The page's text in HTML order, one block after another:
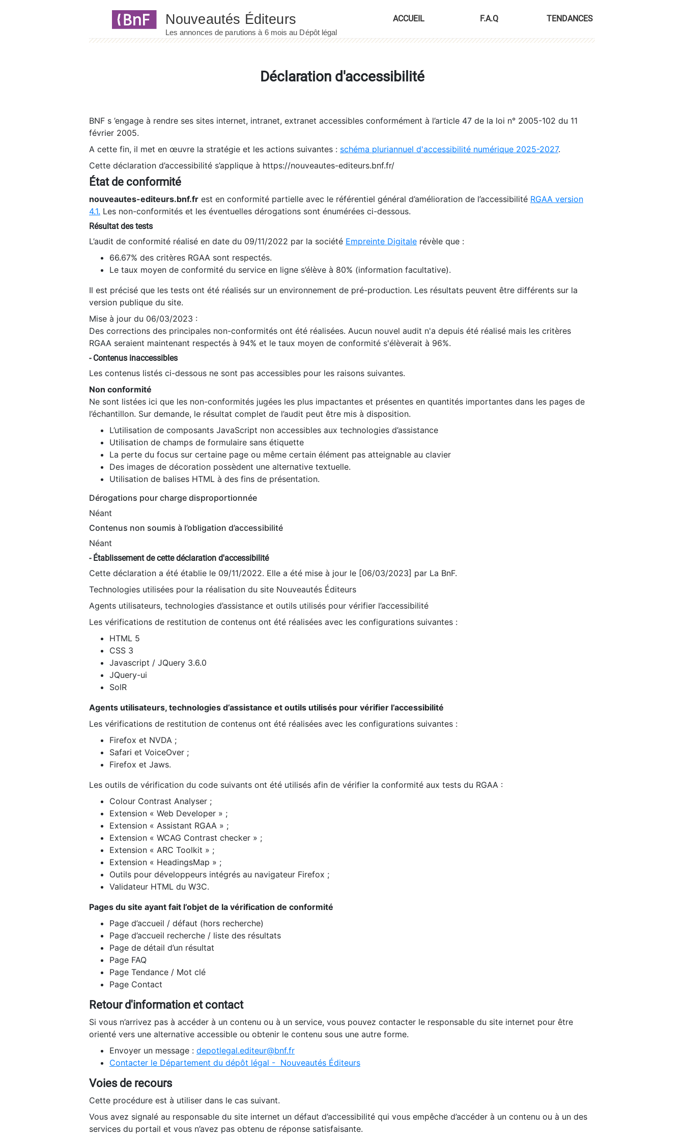
ACCUEIL F.A.Q TENDANCES
Déclaration d'accessibilité
BNF s ’engage à rendre ses sites internet, intranet, extranet accessibles conformément à l’article 47 de la loi n° 2005-102 du 11
février 2005.
A cette fin, il met en œuvre la stratégie et les actions suivantes : schéma pluriannuel d'accessibilité numérique 2025-2027.
Cette déclaration d’accessibilité s’applique à https://nouveautes-editeurs.bnf.fr/
État de conformité
nouveautes-editeurs.bnf.fr est en conformité partielle avec le référentiel général d’amélioration de l’accessibilité RGAA version
4.1. Les non-conformités et les éventuelles dérogations sont énumérées ci-dessous.
Résultat des tests
L’audit de conformité réalisé en date du 09/11/2022 par la société Empreinte Digitale révèle que :
66.67% des critères RGAA sont respectés.
Le taux moyen de conformité du service en ligne s’élève à 80% (information facultative).
Il est précisé que les tests ont été réalisés sur un environnement de pré-production. Les résultats peuvent être différents sur la
version publique du site.
Mise à jour du 06/03/2023 :
Des corrections des principales non-conformités ont été réalisées. Aucun nouvel audit n'a depuis été réalisé mais les critères
RGAA seraient maintenant respectés à 94% et le taux moyen de conformité s'élèverait à 96%.
- Contenus inaccessibles
Les contenus listés ci-dessous ne sont pas accessibles pour les raisons suivantes.
Non conformité
Ne sont listées ici que les non-conformités jugées les plus impactantes et présentes en quantités importantes dans les pages de
l’échantillon. Sur demande, le résultat complet de l’audit peut être mis à disposition.
L’utilisation de composants JavaScript non accessibles aux technologies d’assistance
Utilisation de champs de formulaire sans étiquette
La perte du focus sur certaine page ou même certain élément pas atteignable au clavier
Des images de décoration possèdent une alternative textuelle.
Utilisation de balises HTML à des fins de présentation.
Dérogations pour charge disproportionnée
Néant
Contenus non soumis à l’obligation d’accessibilité
Néant
- Établissement de cette déclaration d'accessibilité
Cette déclaration a été établie le 09/11/2022. Elle a été mise à jour le [06/03/2023] par La BnF.
Technologies utilisées pour la réalisation du site Nouveautés Éditeurs
Agents utilisateurs, technologies d’assistance et outils utilisés pour vérifier l’accessibilité
Les vérifications de restitution de contenus ont été réalisées avec les configurations suivantes :
HTML 5
CSS 3
Javascript / JQuery 3.6.0
JQuery-ui
SolR
Agents utilisateurs, technologies d’assistance et outils utilisés pour vérifier l’accessibilité
Les vérifications de restitution de contenus ont été réalisées avec les configurations suivantes :
Firefox et NVDA ;
Safari et VoiceOver ;
Firefox et Jaws.
Les outils de vérification du code suivants ont été utilisés afin de vérifier la conformité aux tests du RGAA :
Colour Contrast Analyser ;
Extension « Web Developer » ;
Extension « Assistant RGAA » ;
Extension « WCAG Contrast checker » ;
Extension « ARC Toolkit » ;
Extension « HeadingsMap » ;
Outils pour développeurs intégrés au navigateur Firefox ;
Validateur HTML du W3C.
Pages du site ayant fait l’objet de la vérification de conformité
Page d’accueil / défaut (hors recherche)
Page d’accueil recherche / liste des résultats
Page de détail d’un résultat
Page FAQ
Page Tendance / Mot clé
Page Contact
Retour d'information et contact
Si vous n’arrivez pas à accéder à un contenu ou à un service, vous pouvez contacter le responsable du site internet pour être
orienté vers une alternative accessible ou obtenir le contenu sous une autre forme.
Envoyer un message : depotlegal.editeur@bnf.fr
Contacter le Département du dépôt légal - Nouveautés Éditeurs
Voies de recours
Cette procédure est à utiliser dans le cas suivant.
Vous avez signalé au responsable du site internet un défaut d’accessibilité qui vous empêche d’accéder à un contenu ou à un des
services du portail et vous n’avez pas obtenu de réponse satisfaisante.